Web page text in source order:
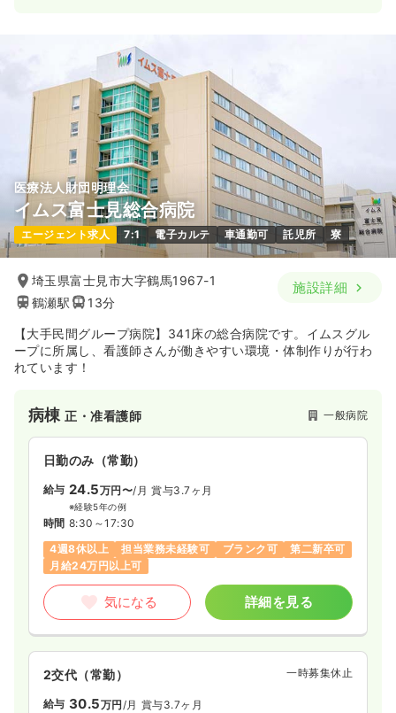
医療法人財団明理会
イムス富士見総合病院
エージェント求人 7:1 電子カルテ 車通勤可 託児所 寮
埼玉県富士見市大字鶴馬1967-1
鶴瀬駅
13分
施設詳細
【大手民間グループ病院】341床の総合病院です。イムスグル
ープに所属し、看護師さんが働きやすい環境・体制作りが行わ
れています！
病棟正・准看護師 一般病院
日勤のみ（常勤）
給与 24.5万円〜/月 賞与3.7ヶ月
※経験5年の例
時間 8:30～17:30
4週8休以上
担当業務未経験可 ブランク可
第二新卒可
月給24万円以上可
気になる 詳細を見る
2交代（常勤） 一時募集休止
給与 30.5万円 /月 賞与3.7ヶ月